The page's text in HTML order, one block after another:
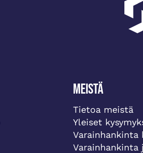
Meistä
Tietoa meistä
Yleiset
Varainhankinta